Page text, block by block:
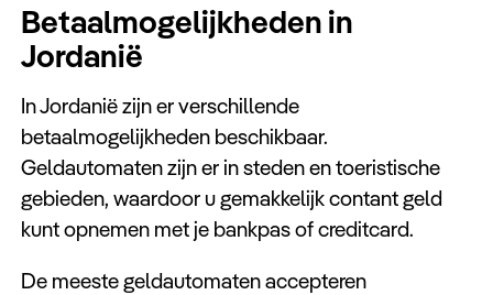
Betaalmogelijkheden in
Jordanië
In Jordanië zijn er verschillende
betaalmogelijkheden beschikbaar.
Geldautomaten zijn er in steden en toeristische
gebieden, waardoor u gemakkelijk contant geld
kunt opnemen met je bankpas of creditcard.
De meeste geldautomaten accepteren